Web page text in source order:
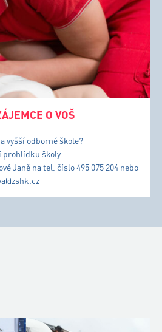
O VOŠ
vyšší odborné škole?
školy.
Janě na tel. číslo 495 075 204 nebo